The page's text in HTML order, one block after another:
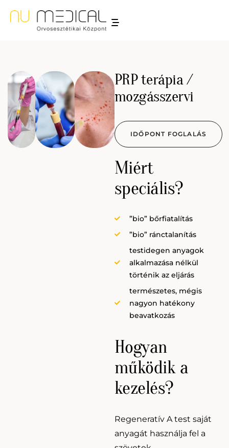
PRP terápia /
mozgásszervi
IDŐPONT FOGLALÁS
Miért
speciális?
”bio” bőrfiatalítás
”bio” ránctalanítás
testidegen anyagok
alkalmazása nélkül
történik az eljárás
természetes, mégis
nagyon hatékony
beavatkozás
Hogyan
működik a
kezelés?
Regeneratív A test saját
anyagát használja fel a